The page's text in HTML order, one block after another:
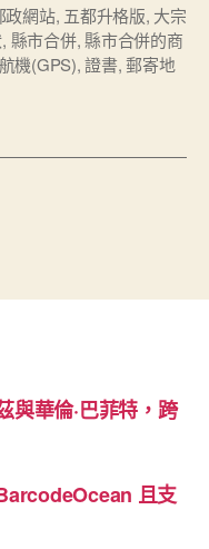
市
合
併
格
政網站, 五都升格版, 大宗
, 縣市合併,縣市合併的商
機(GPS),證書,郵寄地
與華倫·巴菲特，跨
且支